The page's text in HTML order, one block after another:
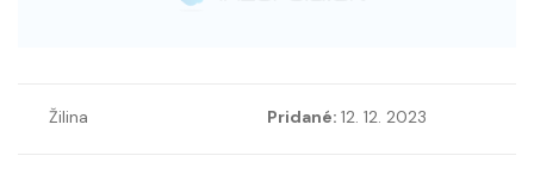
Žilina Pridané: 12. 12. 2023